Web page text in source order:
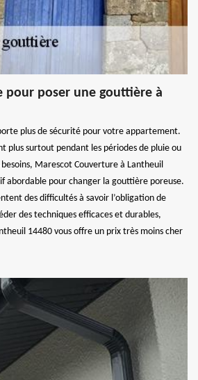
pour poser une gouttière à
plus de sécurité pour votre appartement.
plus surtout pendant les périodes de pluie ou
Marescot Couverture à Lantheuil
abordable pour changer la gouttière poreuse.
des difficultés à savoir l’obligation de
des techniques efficaces et durables,
14480 vous offre un prix très moins cher